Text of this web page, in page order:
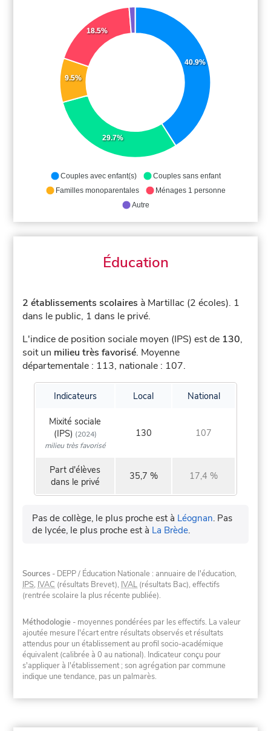
40.9%
29.7%
9.5%
18.5%
Couples avec enfant(s)
Couples sans enfant
Familles monoparentales
Ménages 1 personne
Autre
Éducation
2 établissements scolaires à Martillac (2 écoles). 1
dans le public, 1 dans le privé.
L'indice de position sociale moyen (IPS) est de 130,
soit un milieu très favorisé. Moyenne
départementale : 113, nationale : 107.
Indicateurs Local National
Mixité sociale
(IPS) (2024)
milieu très favorisé
130 107
Part d'élèves
dans le privé
35,7 % 17,4 %
Pas de collège, le plus proche est à Léognan. Pas
de lycée, le plus proche est à La Brède.
Sources - DEPP / Éducation Nationale : annuaire de l'éducation,
IPS, IVAC (résultats Brevet), IVAL (résultats Bac), effectifs
(rentrée scolaire la plus récente publiée).
Méthodologie - moyennes pondérées par les effectifs. La valeur
ajoutée mesure l'écart entre résultats observés et résultats
attendus pour un établissement au profil socio-académique
équivalent (calibrée à 0 au national). Indicateur conçu pour
s'appliquer à l'établissement ; son agrégation par commune
indique une tendance, pas un palmarès.